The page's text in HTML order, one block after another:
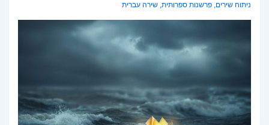
ניתוח שירים, פרשנות ספרותית, שירה עברית